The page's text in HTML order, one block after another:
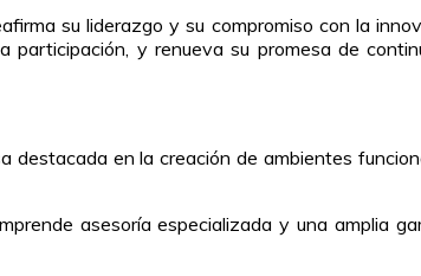
su liderazgo y su compromiso con la
y renueva su promesa de
destacada en la creación de ambientes
asesoría especializada y una amplia